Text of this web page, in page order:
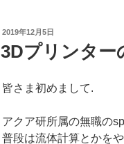
投
日:
2019年12月5日
3Dプリンター
皆さま初めまして.
アクア研所属の無職の
普段は流体計算とかを